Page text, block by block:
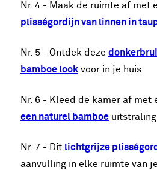
Nr. 4 - Maak de ruimte af met
plisségordijn van linnen in
Nr. 5 - Ontdek deze
bamboe look voor in je huis.
Nr. 6 - Kleed de kamer af met
een naturel bamboe uitstraling.
Nr. 7 - Dit lichtgrijze
aanvulling in elke ruimte van